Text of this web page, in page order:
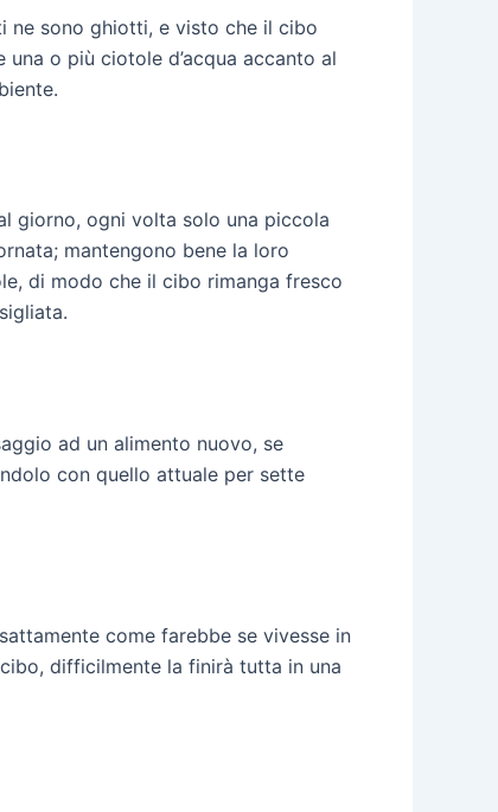
ne sono ghiotti, e visto che il cibo
o più ciotole d’acqua accanto al
giorno, ogni volta solo una piccola
mantengono bene la loro
di modo che il cibo rimanga fresco
ad un alimento nuovo, se
con quello attuale per sette
come farebbe se vivesse in
difficilmente la finirà tutta in una